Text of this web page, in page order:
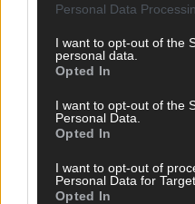
Personal Data
I want to opt-out of the
personal data.
Opted In
I want to opt-out of the
Personal Data.
Opted In
I want to opt-out of
Personal Data for
Opted In
gelten unsere
Kommentar
Vor- und Nachname